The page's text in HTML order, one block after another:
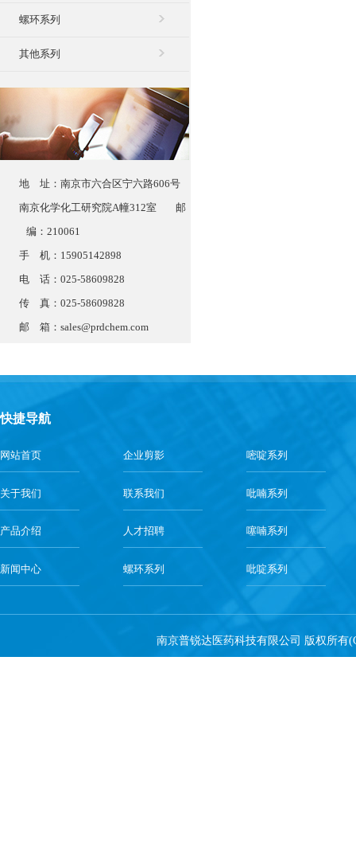
螺环系列
其他系列
地 址：南京市六合区宁六路606号
南京化学化工研究院A幢312室 邮
编：210061
手 机：15905142898
电 话：025-58609828
传 真：025-58609828
邮 箱： sales@prdchem.com
快捷导航
网站首页 企业剪影 嘧啶系列
关于我们 联系我们 吡喃系列
产品介绍 人才招聘 噻喃系列
新闻中心 螺环系列 吡啶系列
南京普锐达医药科技有限公司 版权所有